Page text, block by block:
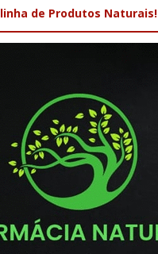
linha de Produtos Naturais!